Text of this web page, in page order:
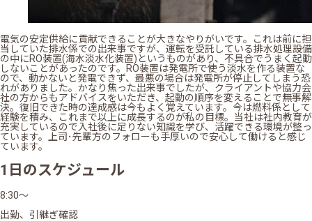
電気の安定供給に貢献できることが大きなやりがいです。これは前に担
当していた排水係での出来事ですが、運転を受託している排水処理設備
の中にRO装置(海水淡水化装置)というものがあり、不具合でうまく起動
しないことがあったのです。RO装置は発電所で使う淡水を作る装置な
ので、動かないと発電できず、最悪の場合は発電所が停止してしまう恐
れがありました。かなり焦った出来事でしたが、クライアントや協力会
社の方からもアドバイスをいただき、起動の順序を変えることで無事解
決。復旧できた時の達成感は今もよく覚えています。今は燃料係として
経験を積み、これまで以上に成長するのが私の目標。当社は社内教育が
充実しているので入社後に足りない知識を学び、活躍できる環境が整っ
ています。上司･先輩方のフォローも手厚いので安心して働けると感じ
ています。
1日のスケジュール
8:30～
出勤、引継ぎ確認